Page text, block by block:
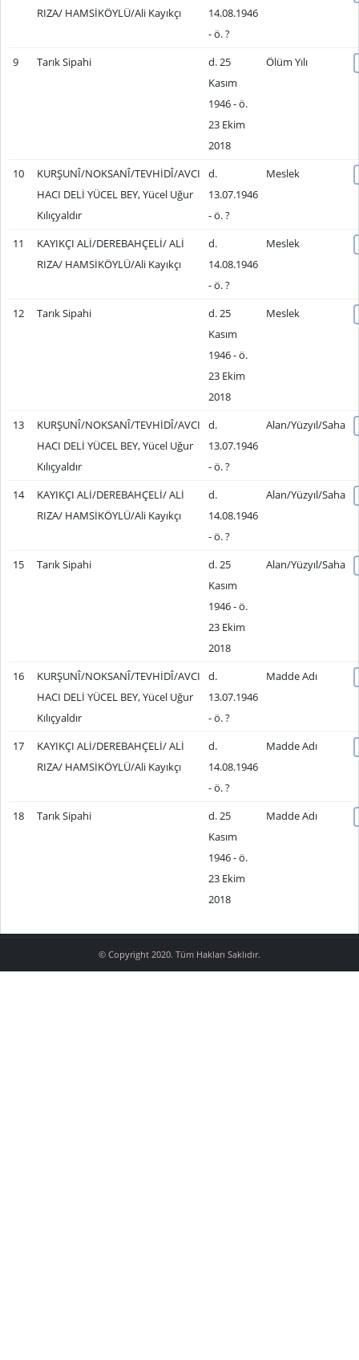
RIZA/ HAMSİKÖYLÜ/Ali Kayıkçı
14.08.1946
- ö. ?
9 Tarık Sipahi
d. 25
Kasım
1946 - ö.
23 Ekim
2018
Ölüm Yılı
10
KURŞUNÎ/NOKSANÎ/TEVHİDÎ/AVCI
HACI DELİ YÜCEL BEY, Yücel Uğur
Kılıçyaldır
d.
13.07.1946
- ö. ?
Meslek
11
KAYIKÇI ALİ/DEREBAHÇELİ/ ALİ
RIZA/ HAMSİKÖYLÜ/Ali Kayıkçı
d.
14.08.1946
- ö. ?
Meslek
12 Tarık Sipahi
d. 25
Kasım
1946 - ö.
23 Ekim
2018
Meslek
13
KURŞUNÎ/NOKSANÎ/TEVHİDÎ/AVCI
HACI DELİ YÜCEL BEY, Yücel Uğur
Kılıçyaldır
d.
13.07.1946
- ö. ?
Alan/Yüzyıl/Saha
14
KAYIKÇI ALİ/DEREBAHÇELİ/ ALİ
RIZA/ HAMSİKÖYLÜ/Ali Kayıkçı
d.
14.08.1946
- ö. ?
Alan/Yüzyıl/Saha
15 Tarık Sipahi
d. 25
Kasım
1946 - ö.
23 Ekim
2018
Alan/Yüzyıl/Saha
16
KURŞUNÎ/NOKSANÎ/TEVHİDÎ/AVCI
HACI DELİ YÜCEL BEY, Yücel Uğur
Kılıçyaldır
d.
13.07.1946
- ö. ?
Madde Adı
17
KAYIKÇI ALİ/DEREBAHÇELİ/ ALİ
RIZA/ HAMSİKÖYLÜ/Ali Kayıkçı
d.
14.08.1946
- ö. ?
Madde Adı
18 Tarık Sipahi
d. 25
Kasım
1946 - ö.
23 Ekim
2018
Madde Adı
© Copyright 2020. Tüm Hakları Saklıdır.